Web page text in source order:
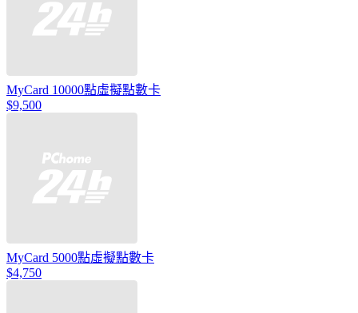
MyCard 10000點虛擬點數卡
$9,500
MyCard 5000點虛擬點數卡
$4,750